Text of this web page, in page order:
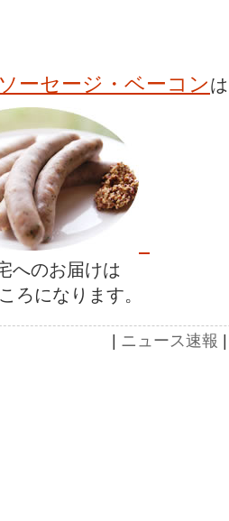
ーセージ・ベーコンは
へのお届けは
ろになります。
| ニュース速報 |